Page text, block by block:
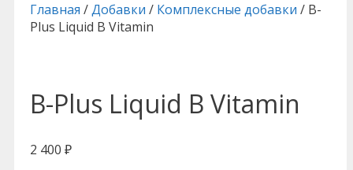
Главная /Добавки / Комплексные добавки / B-
Plus Liquid B Vitamin
B-Plus Liquid B Vitamin
2 400 ₽